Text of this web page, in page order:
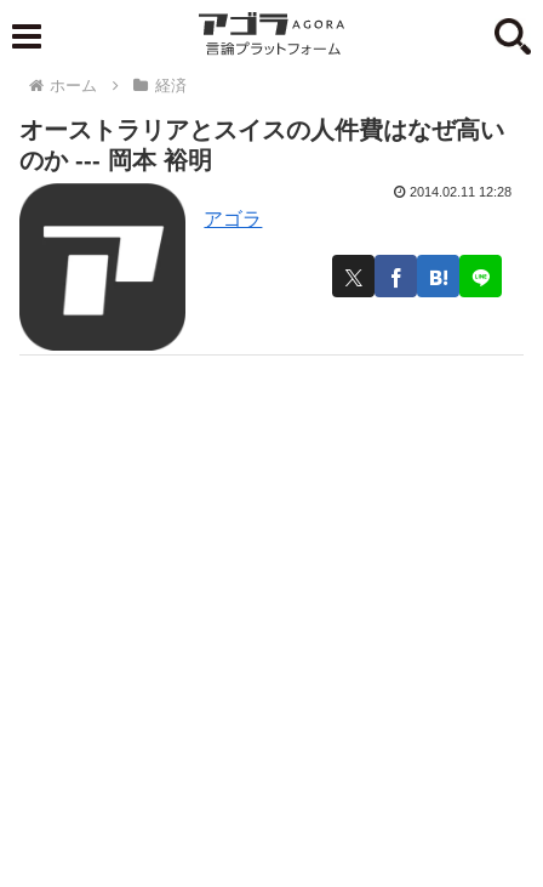
ホーム 経済
オーストラリアとスイスの人件費はなぜ高い
のか --- 岡本 裕明
アゴラ
2014.02.11 12:28